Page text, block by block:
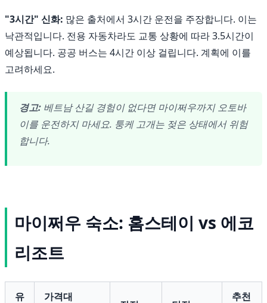
"3시간" 신화: 많은 출처에서 3시간 운전을 주장합니다. 이는
낙관적입니다. 전용 자동차라도 교통 상황에 따라 3.5시간이
예상됩니다. 공공 버스는 4시간 이상 걸립니다. 계획에 이를
고려하세요.
경고: 베트남 산길 경험이 없다면 마이쩌우까지 오토바
이를 운전하지 마세요. 퉁케 고개는 젖은 상태에서 위험
합니다.
마이쩌우 숙소: 홈스테이 vs 에코
리조트
유
가격대
추천